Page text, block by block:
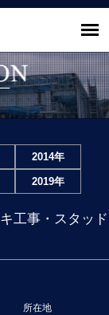
2014年
2019年
工事・スタッド
所在地